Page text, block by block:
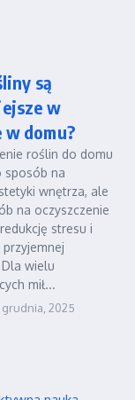
są
w
domu?
roślin do domu
sposób na
wnętrza, ale
na oczyszczenie
stresu i
wielu
mił...
grudnia, 2025